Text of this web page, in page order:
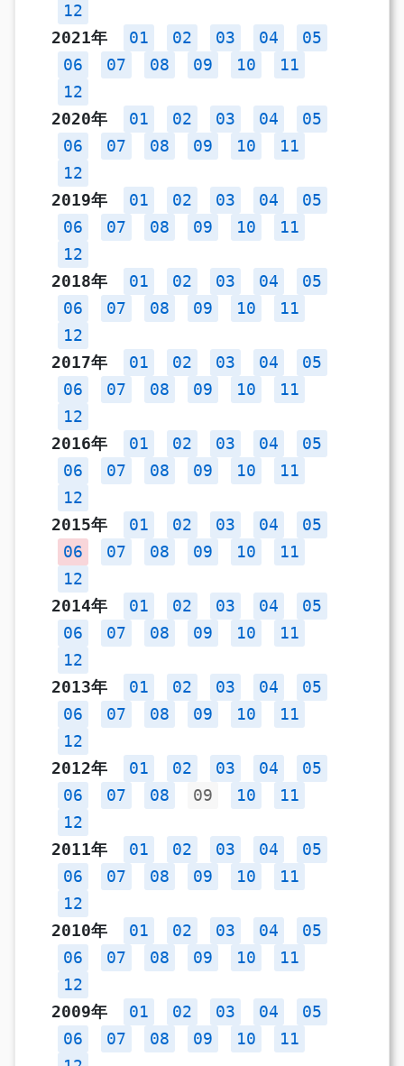
12
2021年
01 02 03 04
05
06
07 08 09 10
11
12
2020年
01 02 03 04
05
06
07 08 09 10
11
12
2019年
01 02 03 04
05
06
07 08 09 10
11
12
2018年
01 02 03 04
05
06
07 08 09 10
11
12
2017年
01 02 03 04
05
06
07 08 09 10
11
12
2016年
01 02 03 04
05
06
07 08 09 10
11
12
2015年
01 02 03 04
05
06
07 08 09 10
11
12
2014年
01 02 03 04
05
06
07 08 09 10
11
12
2013年
01 02 03 04
05
06
07 08 09 10
11
12
2012年
01 02 03 04
05
06
07 08 09 10
11
12
2011年
01 02 03 04
05
06
07 08 09 10
11
12
2010年
01 02 03 04
05
06
07 08 09 10
11
12
2009年
01 02 03 04
05
06
07 08 09 10
11